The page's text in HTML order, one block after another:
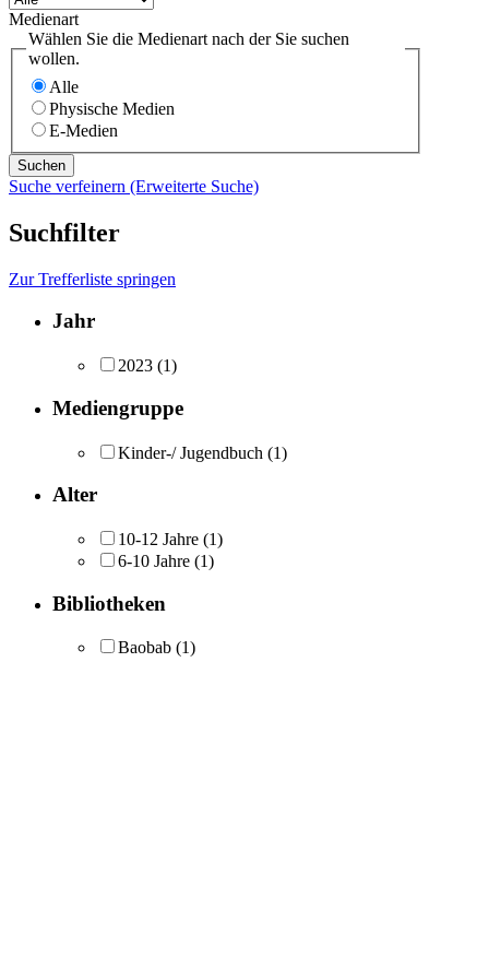
Medienart
Wählen Sie die Medienart nach der Sie suchen
wollen.
Alle
Physische Medien
E-Medien
Suche verfeinern (Erweiterte Suche)
Suchfilter
Zur Trefferliste springen
Jahr
2023 (1)
Mediengruppe
Kinder-/ Jugendbuch (1)
Alter
10-12 Jahre (1)
6-10 Jahre (1)
Bibliotheken
Baobab (1)